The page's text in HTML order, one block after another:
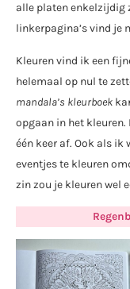
alle platen enkelzijdig
linkerpagina’s vind je
Kleuren vind ik een
helemaal op nul te
mandala’s kleurboek
opgaan in het
één keer af. Ook als
eventjes te kleuren
zin zou je kleuren wel